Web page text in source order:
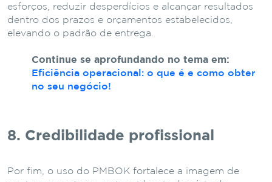
esforços, reduzir desperdícios e alcançar resultados
dentro dos prazos e orçamentos estabelecidos,
elevando o padrão de entrega.
Continue se aprofundando no tema em:
Eficiência operacional: o que é e como obter
no seu negócio!
8. Credibilidade profissional
Por fim, o uso do PMBOK fortalece a imagem de